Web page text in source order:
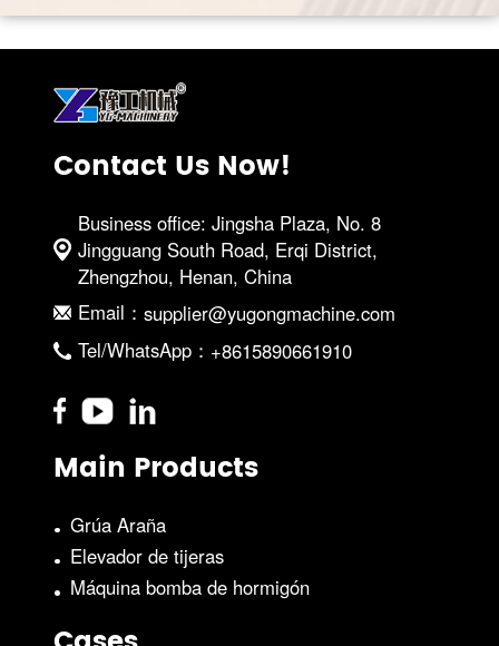
Contact Us Now!
Business office: Jingsha Plaza, No. 8
Jingguang South Road, Erqi District,
Zhengzhou, Henan, China
Email： supplier@yugongmachine.com
Tel/WhatsApp： +8615890661910
Main Products
Grúa Araña
Elevador de tijeras
Máquina bomba de hormigón